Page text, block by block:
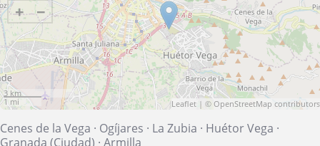
+ −
3 km
1 mi
Leaflet | © OpenStreetMap contributors
Cenes de la Vega · Ogíjares · La Zubia · Huétor Vega ·
Granada (Ciudad) · Armilla